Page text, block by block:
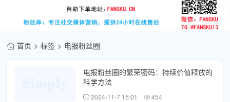
首页 标签 电报粉丝圈
电报粉丝圈的繁荣密码：持续价值释放的
科学方法
2024-11-7 15:01 454